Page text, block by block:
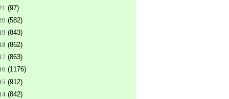
(97)
(582)
(843)
(862)
(863)
(1176)
(912)
(842)